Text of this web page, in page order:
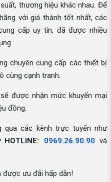
thương hiệu khác nhau. Để
với giá thành tốt nhất, các
cấp uy tín, đã được nhiều
chuyên cung cấp các thiết bị
cùng cạnh tranh.
được nhận mức khuyến mại
đồng.
qua các kênh trực tuyến như
HOTLINE: 0969.26.90.90 và
được ưu đãi hấp dẫn!